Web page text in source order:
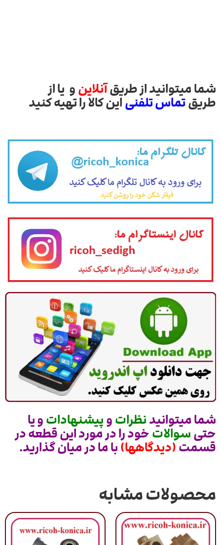
شما میتوانید از طریقآنلاینو یا از
طریقتماس تلفنیاین کالا را تهیه کنید
شما میتوانیدنظراتوپیشنهاداتو یا
حتیسوالاتخود را در مورد این قطعه در
قسمت(دیدگاهها)با ما در میان گذارید.
محصولات مشابه